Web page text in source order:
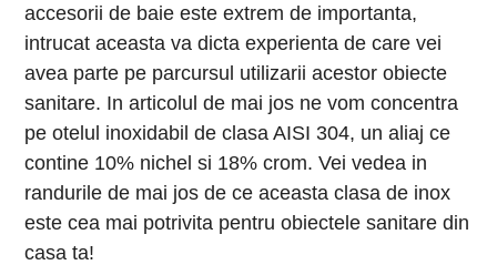
accesorii de baie este extrem de importanta,
intrucat aceasta va dicta experienta de care vei
avea parte pe parcursul utilizarii acestor obiecte
sanitare. In articolul de mai jos ne vom concentra
pe otelul inoxidabil de clasa AISI 304, un aliaj ce
contine 10% nichel si 18% crom. Vei vedea in
randurile de mai jos de ce aceasta clasa de inox
este cea mai potrivita pentru obiectele sanitare din
casa ta!